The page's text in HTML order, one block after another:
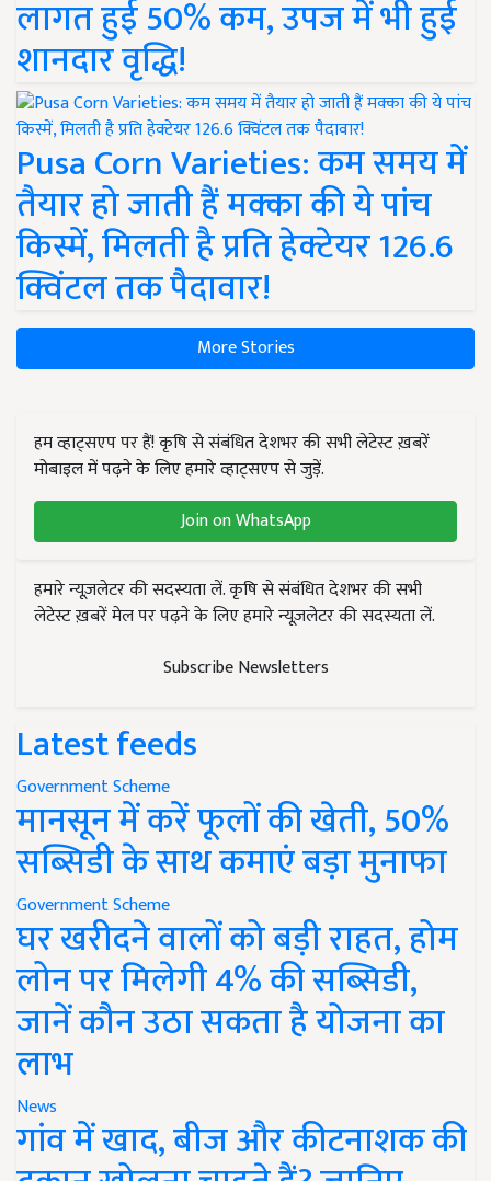
लागत हुई 50% कम, उपज में भी हुई
शानदार वृद्धि!
Pusa Corn Varieties: कम समय में
तैयार हो जाती हैं मक्का की ये पांच
किस्में, मिलती है प्रति हेक्टेयर 126.6
क्विंटल तक पैदावार!
More Stories
हम व्हाट्सएप पर हैं! कृषि से संबंधित देशभर की सभी लेटेस्ट ख़बरें
मोबाइल में पढ़ने के लिए हमारे व्हाट्सएप से जुड़ें.
Join on WhatsApp
हमारे न्यूज़लेटर की सदस्यता लें. कृषि से संबंधित देशभर की सभी
लेटेस्ट ख़बरें मेल पर पढ़ने के लिए हमारे न्यूज़लेटर की सदस्यता लें.
Subscribe Newsletters
Latest feeds
Government Scheme
मानसून में करें फूलों की खेती, 50%
सब्सिडी के साथ कमाएं बड़ा मुनाफा
Government Scheme
घर खरीदने वालों को बड़ी राहत, होम
लोन पर मिलेगी 4% की सब्सिडी,
जानें कौन उठा सकता है योजना का
लाभ
News
गांव में खाद, बीज और कीटनाशक की